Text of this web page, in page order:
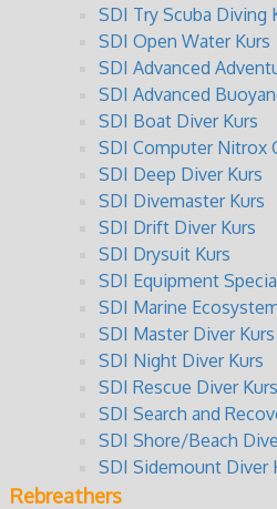
SDI Try Scuba Diving
SDI Open Water Kurs
SDI Advanced
SDI Advanced
SDI Boat Diver Kurs
SDI Computer Nitrox
SDI Deep Diver Kurs
SDI Divemaster Kurs
SDI Drift Diver Kurs
SDI Drysuit Kurs
SDI Equipment
SDI Marine
SDI Master Diver Kurs
SDI Night Diver Kurs
SDI Rescue Diver Kurs
SDI Search and
SDI Shore/Beach
SDI Sidemount Diver
Rebreathers